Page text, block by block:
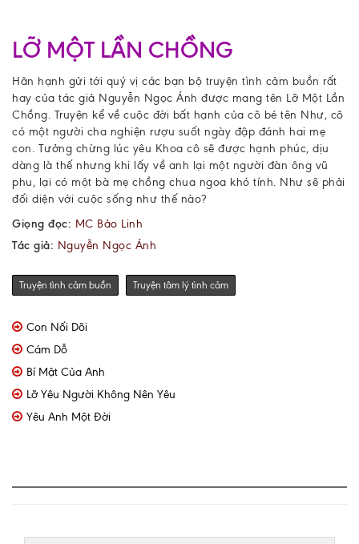
LỠ MỘT LẦN CHỒNG
Hân hạnh gửi tới quý vị các bạn bộ truyện tình cảm buồn rất
hay của tác giả Nguyễn Ngọc Ánh được mang tên Lỡ Một Lần
Chồng. Truyện kể về cuộc đời bất hạnh của cô bé tên Như, cô
có một người cha nghiện rượu suốt ngày đập đánh hai mẹ
con. Tưởng chừng lúc yêu Khoa cô sẽ được hạnh phúc, dịu
dàng là thế nhưng khi lấy về anh lại một người đàn ông vũ
phu, lại có một bà mẹ chồng chua ngoa khó tính. Như sẽ phải
đối diện với cuộc sống như thế nào?
Giọng đọc: MC Bảo Linh
Tác giả: Nguyễn Ngọc Ánh
Truyện tình cảm buồn Truyện tâm lý tình cảm
Con Nối Dõi
Cám Dỗ
Bí Mật Của Anh
Lỡ Yêu Người Không Nên Yêu
Yêu Anh Một Đời